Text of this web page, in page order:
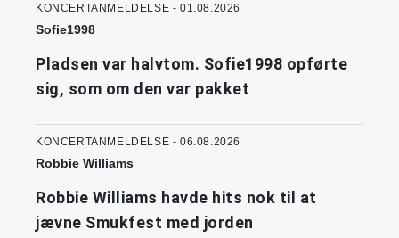
KONCERTANMELDELSE - 01.08.2026
Sofie1998
Pladsen var halvtom. Sofie1998 opførte
sig, som om den var pakket
KONCERTANMELDELSE - 06.08.2026
Robbie Williams
Robbie Williams havde hits nok til at
jævne Smukfest med jorden